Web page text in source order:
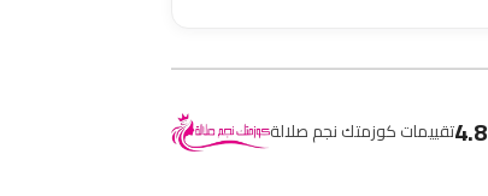
4.8تقييمات كوزمتك نجم صلالة